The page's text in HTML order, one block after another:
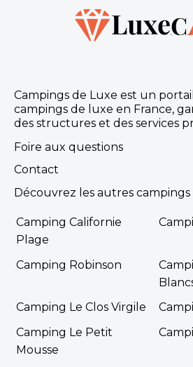
Campings de Luxe est un
campings de luxe en France,
des structures et des services
Foire aux questions
Contact
Découvrez les autres
Camping Californie
Plage
Camping Robinson
Camping Le Clos Virgile
Camping Le Petit
Mousse